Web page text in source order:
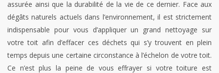
assurée ainsi que la durabilité de la vie de ce dernier. Face aux
dégâts naturels actuels dans l’environnement, il est strictement
indispensable pour vous d’appliquer un grand nettoyage sur
votre toit afin d’effacer ces déchets qui s’y trouvent en plein
temps depuis une certaine circonstance à l’échelon de votre toit.
Ce n’est plus la peine de vous effrayer si votre toiture est